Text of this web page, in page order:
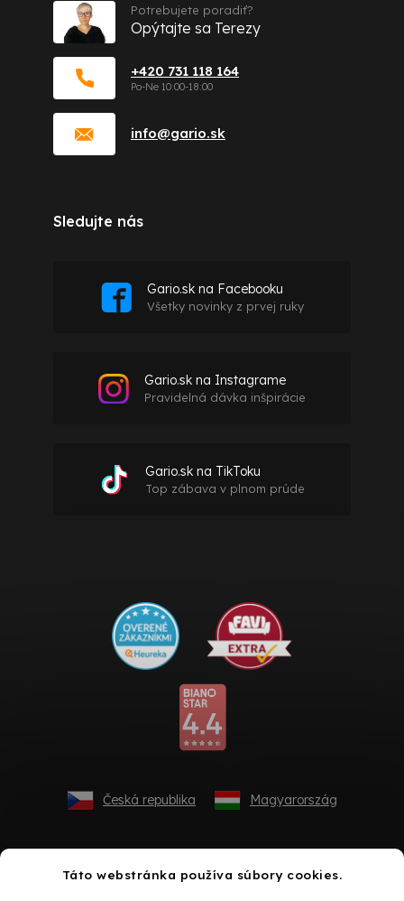
Táto webstránka používa súbory cookies.
info@gario.sk
+420 731 118 164
Potrebujete poradiť?
Opýtajte sa Terezy
Sledujte nás
Gario.sk na Facebooku
Všetky novinky z prvej ruky
Gario.sk na Instagrame
Pravidelná dávka inšpirácie
Gario.sk na TikToku
Top zábava v plnom prúde
Česká republika Magyarország